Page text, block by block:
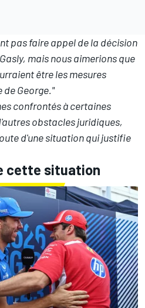
pas faire appel de la décision
mais nous aimerions que
être les mesures
George."
confrontés à certaines
obstacles juridiques,
d'une situation qui justifie
cette situation